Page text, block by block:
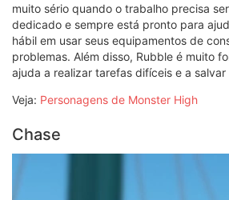
muito sério quando o trabalho precisa
dedicado e sempre está pronto para
hábil em usar seus equipamentos de
problemas. Além disso, Rubble é muito
ajuda a realizar tarefas difíceis e a
Veja: Personagens de Monster High
Chase